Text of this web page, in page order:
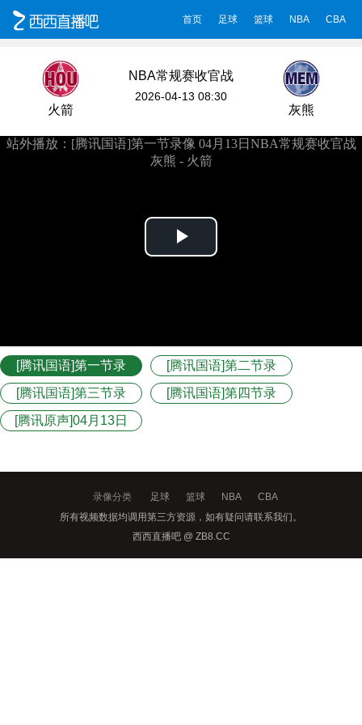
首页 足球 篮球 NBA CBA
火箭
NBA常规赛收官战
2026-04-13 08:30
灰熊
[腾讯国语]第一节录
像
[腾讯国语]第二节录
像
[腾讯国语]第三节录
像
[腾讯国语]第四节录
[腾讯原声]04月13日
录像分类 足球 篮球 NBA
CBA
所有视频数据均调用第三方资源，如有疑问请联系我们。
西西直播吧 @ ZB8.CC